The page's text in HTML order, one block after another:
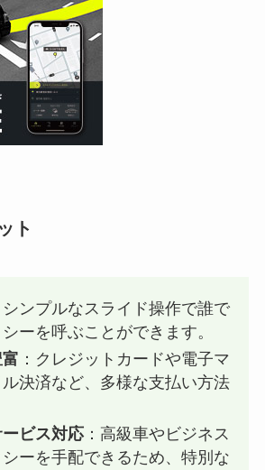
ト
シンプルなスライド操作で誰で
ーを呼ぶことができます。
：クレジットカードや電子マ
決済など、多様な支払い方法
ビス対応：高級車やビジネス
ーを手配できるため、特別な